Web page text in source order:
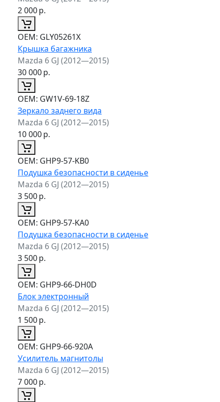
2 000р.
ОЕМ: GLY05261X
Крышка багажника
Mazda 6 GJ (2012—2015)
30 000р.
ОЕМ: GW1V-69-18Z
Зеркало заднего вида
Mazda 6 GJ (2012—2015)
10 000р.
ОЕМ: GHP9-57-KB0
Подушка безопасности в сиденье
Mazda 6 GJ (2012—2015)
3 500р.
ОЕМ: GHP9-57-KA0
Подушка безопасности в сиденье
Mazda 6 GJ (2012—2015)
3 500р.
ОЕМ: GHP9-66-DH0D
Блок электронный
Mazda 6 GJ (2012—2015)
1 500р.
ОЕМ: GHP9-66-920A
Усилитель магнитолы
Mazda 6 GJ (2012—2015)
7 000р.